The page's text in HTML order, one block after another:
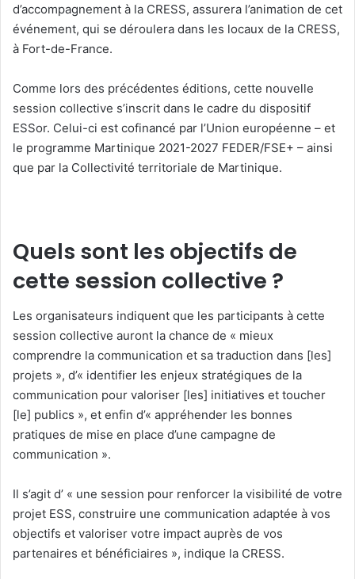
d’accompagnement à la CRESS, assurera l’animation de cet
événement, qui se déroulera dans les locaux de la CRESS,
à Fort-de-France.
Comme lors des précédentes éditions, cette nouvelle
session collective s’inscrit dans le cadre du dispositif
ESSor. Celui-ci est cofinancé par l’Union européenne – et
le programme Martinique 2021-2027 FEDER/FSE+ – ainsi
que par la Collectivité territoriale de Martinique.
Quels sont les objectifs de
cette session collective ?
Les organisateurs indiquent que les participants à cette
session collective auront la chance de « mieux
comprendre la communication et sa traduction dans [les]
projets », d’« identifier les enjeux stratégiques de la
communication pour valoriser [les] initiatives et toucher
[le] publics », et enfin d’« appréhender les bonnes
pratiques de mise en place d’une campagne de
communication ».
Il s’agit d’ « une session pour renforcer la visibilité de votre
projet ESS, construire une communication adaptée à vos
objectifs et valoriser votre impact auprès de vos
partenaires et bénéficiaires », indique la CRESS.